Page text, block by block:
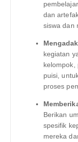
dan
siswa dan
kegiatan
kelompok,
puisi,
proses
Berikan
spesifik
mereka